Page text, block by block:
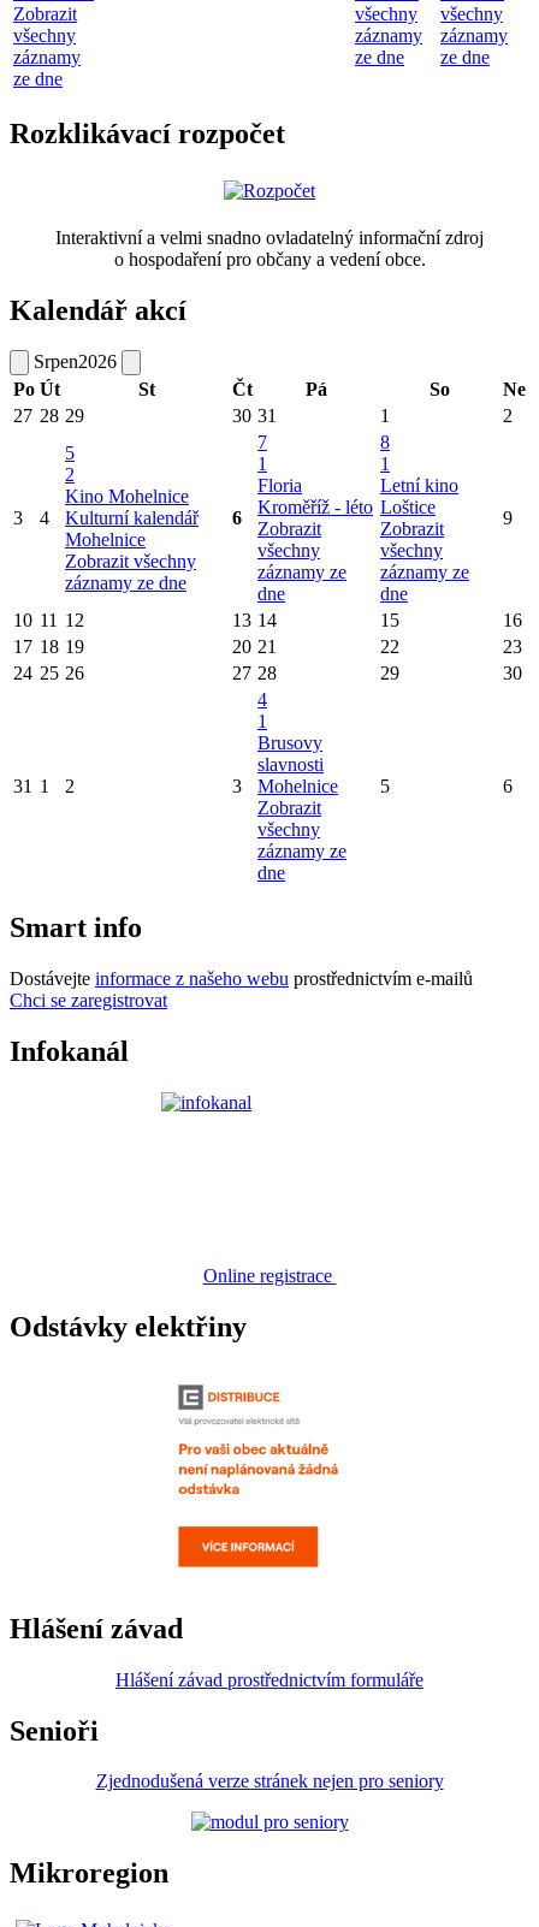
Zobrazit
všechny
záznamy
ze dne
všechny
záznamy
ze dne
všechny
záznamy
ze dne
Rozklikávací rozpočet
Interaktivní a velmi snadno ovladatelný informační zdroj
o hospodaření pro občany a vedení obce.
Kalendář akcí
Srpen2026
Po Út St Čt Pá So
Ne
27 28 29 30 31 1 2
3 4
5
2
Kino Mohelnice
Kulturní kalendář
Mohelnice
Zobrazit všechny
záznamy ze dne
6
7
1
Floria
Kroměříž - léto
Zobrazit
všechny
záznamy ze
dne
8
1
Letní kino
Loštice
Zobrazit
všechny
záznamy ze
dne
9
10 11 12 13 14 15
16
17 18 19 20 21 22
23
24 25 26 27 28 29 30
31 1 2 3
4
1
Brusovy
slavnosti
Mohelnice
Zobrazit
všechny
záznamy ze
dne
5 6
Smart info
Dostávejte informace z našeho webu prostřednictvím e-mailů
Chci se zaregistrovat
Infokanál
Online registrace
Odstávky elektřiny
Hlášení závad
Hlášení závad prostřednictvím formuláře
Senioři
Zjednodušená verze stránek nejen pro seniory
Mikroregion